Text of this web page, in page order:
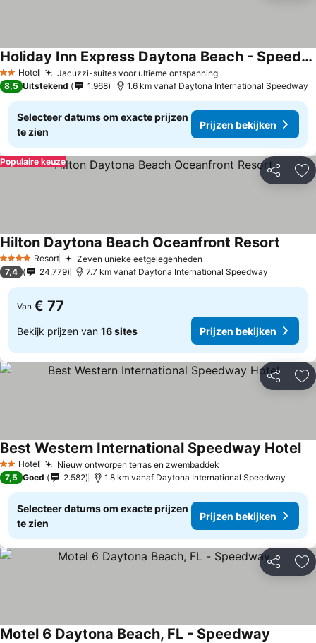
2 Sterren
Hotel Jacuzzi-suites voor ultieme ontspanningPrijzen bekijken
Holiday Inn Express Daytona Beach - Speedway
Prijzen bekijken
8,5 Uitstekend 1.968 1.6 km vanaf Daytona International Speedway
Selecteer datums om exacte prijzen
te zien
Prijzen bekijken
Delen
Populaire keuze
4 SterrenResort Zeven unieke eetgelegenheden
Hilton Daytona Beach Oceanfront Resort
7,4 24.779 7.7 km vanaf Daytona International Speedway
Van € 77
Bekijk prijzen van 16 sites Prijzen bekijken
Delen
2 Sterren
Hotel Nieuw ontworpen terras en zwembaddek
Best Western International Speedway Hotel
7,5 Goed 2.582 1.8 km vanaf Daytona International Speedway
Selecteer datums om exacte prijzen
te zien
Prijzen bekijken
Delen
Motel 6 Daytona Beach, FL - Speedway